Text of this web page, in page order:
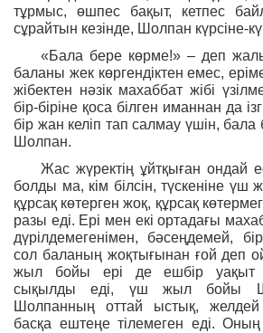
тұрмыс, өшпес бақыт, кетпес
сұрайтын кезінде, Шолпан күрсіне-
«Бала бере көрме!» – деп
баланы жек көргендіктен емес,
жібектен нәзік махаббат жібі
бір-біріне қоса білген иманнан да
бір жан келіп тап салмау үшін, бала
Шолпан.
Жас жүректің ұйтқыған ондай
болды ма, кім білсін, түскеніне
құрсақ көтерген жоқ, құрсақ
разы еді. Ері мен екі ортадағы
дүрілдемегенімен, бәсеңдемей,
сол баланың жоқтығынан ғой деп
жыл бойы ері де ешбір уақыт
сықылды еді, үш жыл бойы
Шолпанның оттай ыстық, желдей
басқа ештеңе тілемеген еді.